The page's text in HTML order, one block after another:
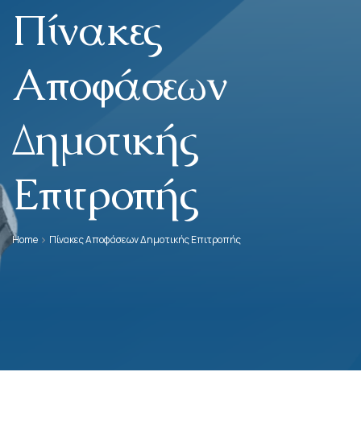
Πίνακες
Αποφάσεων
Δημοτικής
Επιτροπής
Home Πίνακες Αποφάσεων Δημοτικής Επιτροπής